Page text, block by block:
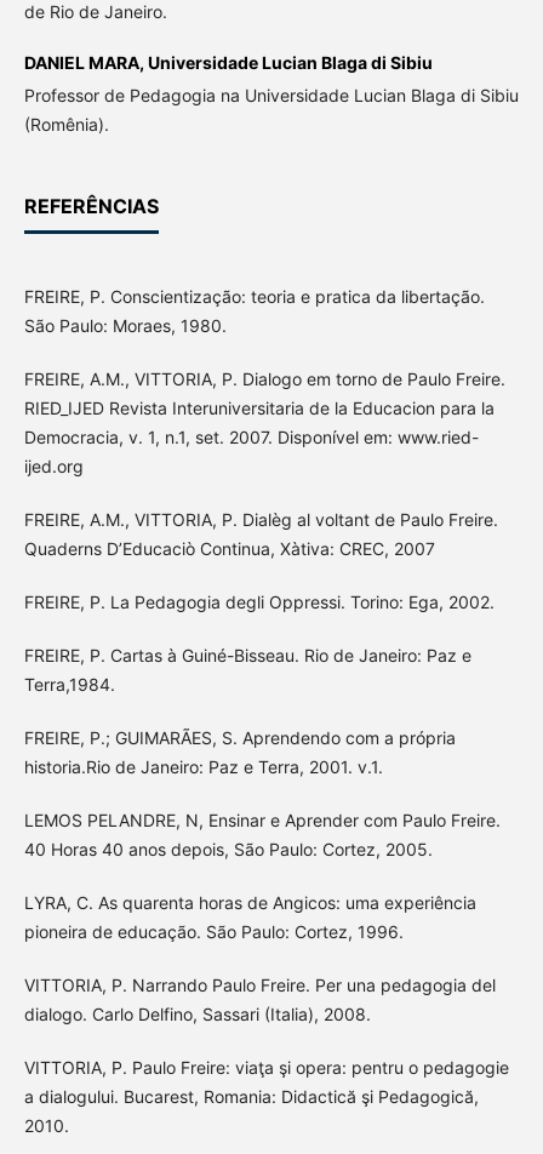
de Rio de Janeiro.
DANIEL MARA, Universidade Lucian Blaga di Sibiu
Professor de Pedagogia na Universidade Lucian Blaga di Sibiu
(Romênia).
REFERÊNCIAS
FREIRE, P. Conscientização: teoria e pratica da libertação.
São Paulo: Moraes, 1980.
FREIRE, A.M., VITTORIA, P. Dialogo em torno de Paulo Freire.
RIED_IJED Revista Interuniversitaria de la Educacion para la
Democracia, v. 1, n.1, set. 2007. Disponível em: www.ried-
ijed.org
FREIRE, A.M., VITTORIA, P. Dialèg al voltant de Paulo Freire.
Quaderns D’Educaciò Continua, Xàtiva: CREC, 2007
FREIRE, P. La Pedagogia degli Oppressi. Torino: Ega, 2002.
FREIRE, P. Cartas à Guiné-Bisseau. Rio de Janeiro: Paz e
Terra,1984.
FREIRE, P.; GUIMARÃES, S. Aprendendo com a própria
historia.Rio de Janeiro: Paz e Terra, 2001. v.1.
LEMOS PELANDRE, N, Ensinar e Aprender com Paulo Freire.
40 Horas 40 anos depois, São Paulo: Cortez, 2005.
LYRA, C. As quarenta horas de Angicos: uma experiência
pioneira de educação. São Paulo: Cortez, 1996.
VITTORIA, P. Narrando Paulo Freire. Per una pedagogia del
dialogo. Carlo Delfino, Sassari (Italia), 2008.
VITTORIA, P. Paulo Freire: viaţa şi opera: pentru o pedagogie
a dialogului. Bucarest, Romania: Didactică şi Pedagogică,
2010.